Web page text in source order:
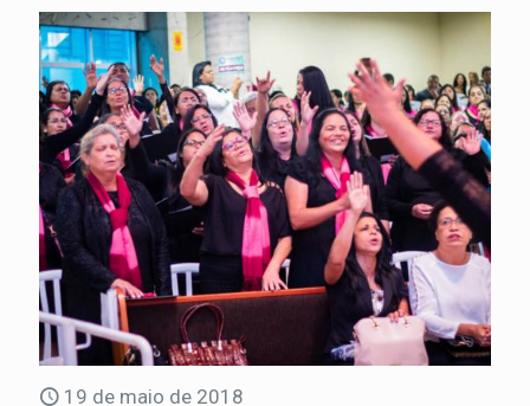
19 de maio de 2018